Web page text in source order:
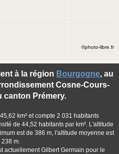
à la région Bourgogne, au
Cosne-Cours-
canton Prémery.
km² et compte 2 031 habitants
de 44,52 habitants par km². L'altitude
est de 386 m, l'altitude moyenne est
238 m.
actuellement Gilbert Germain pour le
©photo-libre.fr